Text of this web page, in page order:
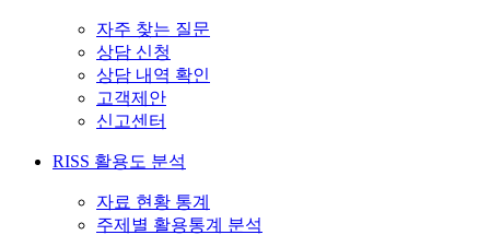
자주 찾는 질문
상담 신청
상담 내역 확인
고객제안
신고센터
RISS 활용도 분석
자료 현황 통계
주제별 활용통계 분석